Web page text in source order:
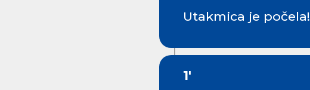
Utakmica je počela!
1'